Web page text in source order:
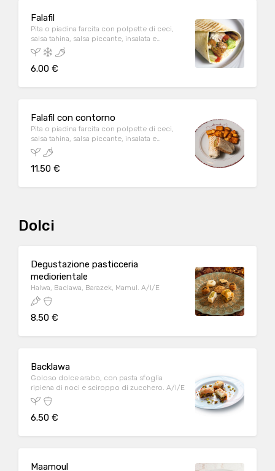
Falafil
Pita o piadina farcita con polpette di ceci,
salsa tahina, salsa piccante, insalata e
pomodoro. A/E
6.00 €
Falafil con contorno
Pita o piadina farcita con polpette di ceci,
salsa tahina, salsa piccante, insalata e
pomodoro, accompagnata da salsa hommus
oppure patate con harissa oppure con
tabbulè. A/E
11.50 €
Dolci
Degustazione pasticceria
mediorientale
Halwa, Baclawa, Barazek, Mamul. A/I/E
8.50 €
Backlawa
Goloso dolce arabo, con pasta sfoglia
ripiena di noci e sciroppo di zucchero. A/I/E
6.50 €
Maamoul